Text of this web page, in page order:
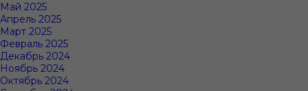
Май 2025
Апрель 2025
Март 2025
Февраль 2025
Декабрь 2024
Ноябрь 2024
Октябрь 2024